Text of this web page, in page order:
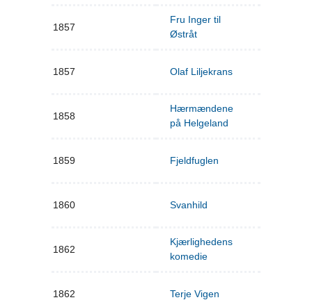
1857
Fru Inger til
Østråt
1857 Olaf Liljekrans
1858
Hærmændene
på Helgeland
1859 Fjeldfuglen
1860 Svanhild
1862
Kjærlighedens
komedie
1862 Terje Vigen